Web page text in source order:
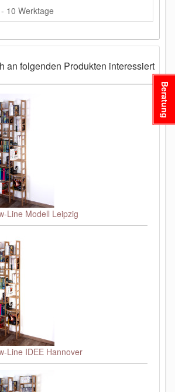
10 Werktage
an folgenden Produkten interessiert
Line Modell Leipzig
Line IDEE Hannover
Beratung